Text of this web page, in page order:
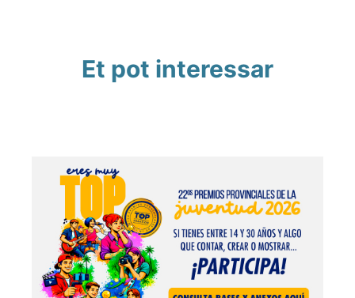
Et pot interessar